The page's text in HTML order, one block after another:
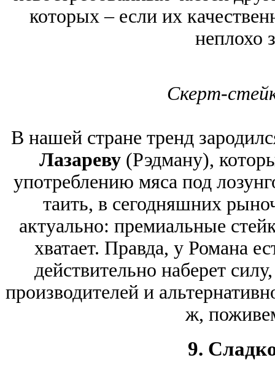
которых ‒ если их
неплохо
Скерт-
В нашей стране тренд
Лазареву(Рэдману),
употреблению мяса под
таить, в сегодняшних
актуально: премиальные
хватает. Правда, у Романа
действительно наберет
производителей и
ж,
9.